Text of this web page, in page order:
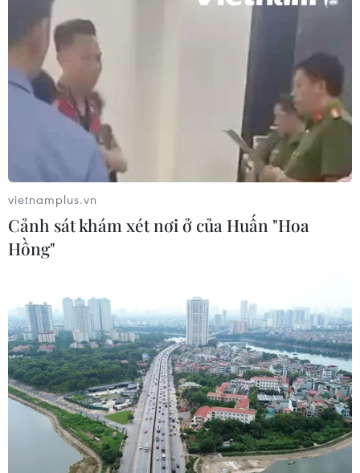
Động đất tại Venezuela: Số người
thiệt mạng đã tăng lên hơn 6.000
người
04/08/2026 10:17
CƠ QUAN CHỦ QUẢN: THÔNG TẤN XÃ VIỆT NAM
Tổng Biên tập: TRẦN TIẾN DUẨN
Phó Tổng Biên tập: NGUYỄN THỊ TÁM, KHÚC THANH
THỦY
Sở hữu trí tuệ
Quy định sử dụng
Hỗ trợ
vietnamplus.vn
Cảnh sát khám xét nơi ở của Huấn "Hoa
Hồng"